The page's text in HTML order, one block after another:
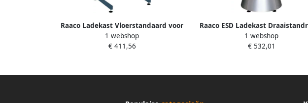
Raaco Ladekast Vloerstandaard voor
type 900 leeg 137522
1 webshop
€ 411,56
Raaco ESD Ladekast
leeg type 250 103749
1 webshop
€ 532,01